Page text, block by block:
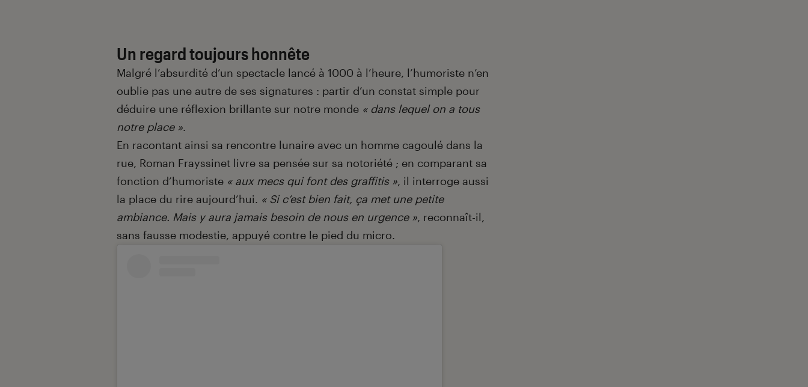
Un regard toujours honnête
Malgré l’absurdité d’un spectacle lancé à 1000 à l’heure, l’humoriste n’en
oublie pas une autre de ses signatures : partir d’un constat simple pour
déduire une réflexion brillante sur notre monde « dans lequel on a tous
notre place ».
En racontant ainsi sa rencontre lunaire avec un homme cagoulé dans la
rue, Roman Frayssinet livre sa pensée sur sa notoriété ; en comparant sa
fonction d’humoriste « aux mecs qui font des graffitis », il interroge aussi
la place du rire aujourd’hui. « Si c’est bien fait, ça met une petite
ambiance. Mais y aura jamais besoin de nous en urgence », reconnaît-il,
sans fausse modestie, appuyé contre le pied du micro.